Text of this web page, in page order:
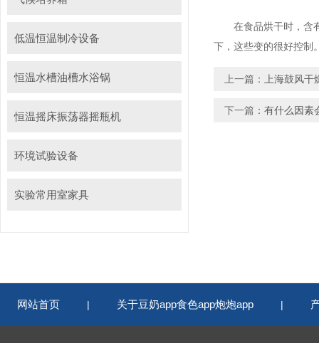
低温恒温制冷设备
恒温水槽油槽水浴锅
恒温摇床振荡器摇瓶机
环境试验设备
实验常用室家具
在食品烘干时，含
下，这些变的很好控制
上一篇： 上海鼓风干
下一篇： 有什么因素
网站首页 | 关于豆奶app食色app炮炮app |